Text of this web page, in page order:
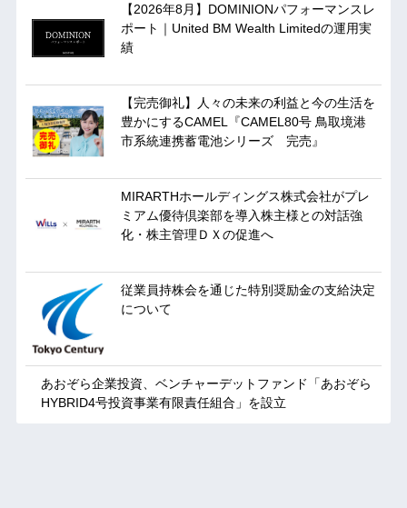
【2026年8月】DOMINIONパフォーマンスレ
ポート｜United BM Wealth Limitedの運用実
績
【完売御礼】人々の未来の利益と今の生活を
豊かにするCAMEL『CAMEL80号 鳥取境港
市系統連携蓄電池シリーズ 完売』
MIRARTHホールディングス株式会社がプレ
ミアム優待倶楽部を導入株主様との対話強
化・株主管理ＤＸの促進へ
従業員持株会を通じた特別奨励金の支給決定
について
あおぞら企業投資、ベンチャーデットファンド「あおぞら
HYBRID4号投資事業有限責任組合」を設立